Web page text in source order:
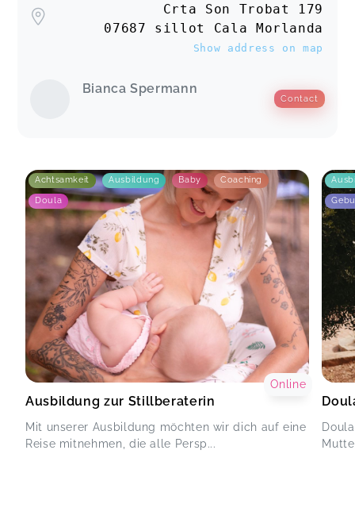
Crta Son Trobat 179
07687 sillot Cala Morlanda
Show address on map
Bianca Spermann
Contact
Achtsamkeit Ausbildung Baby Coaching
Doula
Ausbildung zur Stillberaterin
Mit unserer Ausbildung möchten wir dich auf eine
Reise mitnehmen, die alle Persp...
Online